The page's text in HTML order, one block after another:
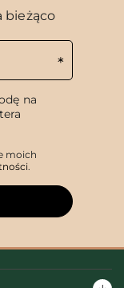
bieżąco
na
moich
.